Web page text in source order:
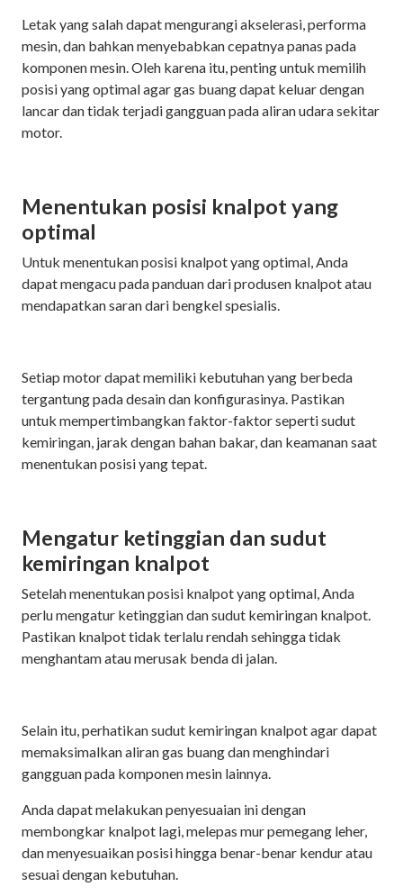
Letak yang salah dapat mengurangi akselerasi, performa
mesin, dan bahkan menyebabkan cepatnya panas pada
komponen mesin. Oleh karena itu, penting untuk memilih
posisi yang optimal agar gas buang dapat keluar dengan
lancar dan tidak terjadi gangguan pada aliran udara sekitar
motor.
Menentukan posisi knalpot yang
optimal
Untuk menentukan posisi knalpot yang optimal, Anda
dapat mengacu pada panduan dari produsen knalpot atau
mendapatkan saran dari bengkel spesialis.
Setiap motor dapat memiliki kebutuhan yang berbeda
tergantung pada desain dan konfigurasinya. Pastikan
untuk mempertimbangkan faktor-faktor seperti sudut
kemiringan, jarak dengan bahan bakar, dan keamanan saat
menentukan posisi yang tepat.
Mengatur ketinggian dan sudut
kemiringan knalpot
Setelah menentukan posisi knalpot yang optimal, Anda
perlu mengatur ketinggian dan sudut kemiringan knalpot.
Pastikan knalpot tidak terlalu rendah sehingga tidak
menghantam atau merusak benda di jalan.
Selain itu, perhatikan sudut kemiringan knalpot agar dapat
memaksimalkan aliran gas buang dan menghindari
gangguan pada komponen mesin lainnya.
Anda dapat melakukan penyesuaian ini dengan
membongkar knalpot lagi, melepas mur pemegang leher,
dan menyesuaikan posisi hingga benar-benar kendur atau
sesuai dengan kebutuhan.